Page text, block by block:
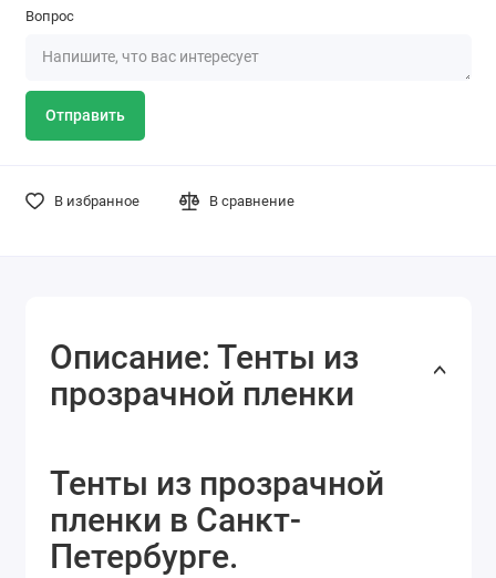
Вопрос
Отправить
В избранное В сравнение
Описание: Тенты из
прозрачной пленки
Тенты из прозрачной
пленки в Санкт-
Петербурге.